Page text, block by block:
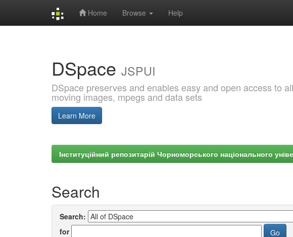
Home Browse Help
DSpace JSPUI
DSpace preserves and enables easy and open access to
moving images, mpegs and data sets
Learn More
Інституційний репозитарій Чорноморського національного
Search
Search:
for